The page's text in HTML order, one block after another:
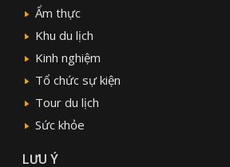
Ẩm thực
Khu du lịch
Kinh nghiệm
Tổ chức sự kiện
Tour du lịch
Sức khỏe
LƯU Ý